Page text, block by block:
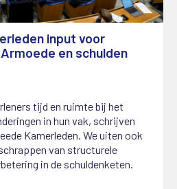
input voor
en schulden
tijd en ruimte bij het
in hun vak, schrijven
Kamerleden. We uiten ook
van structurele
in de schuldenketen.